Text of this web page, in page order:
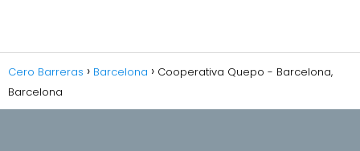
Cero Barreras Barcelona
Cooperativa Quepo - Barcelona,
Barcelona